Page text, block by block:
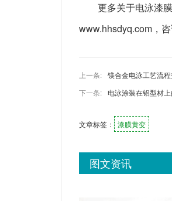
更多关于电泳漆
www.hhsdyq.com，
上一条: 镁合金电泳工艺流
下一条:
电泳涂装在铝型材
文章标签： 漆膜黄变
图文资讯